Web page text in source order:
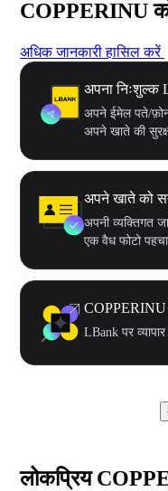
COPPERINU
अधिक जानकारी हासिल करें
अपना निःशुल्क
अपने ईमेल पते/
अपने खाते की
अपने खाते को
अपनी व्यक्तिगत
एक वैध फोटो
LBank पर
लोकप्रिय